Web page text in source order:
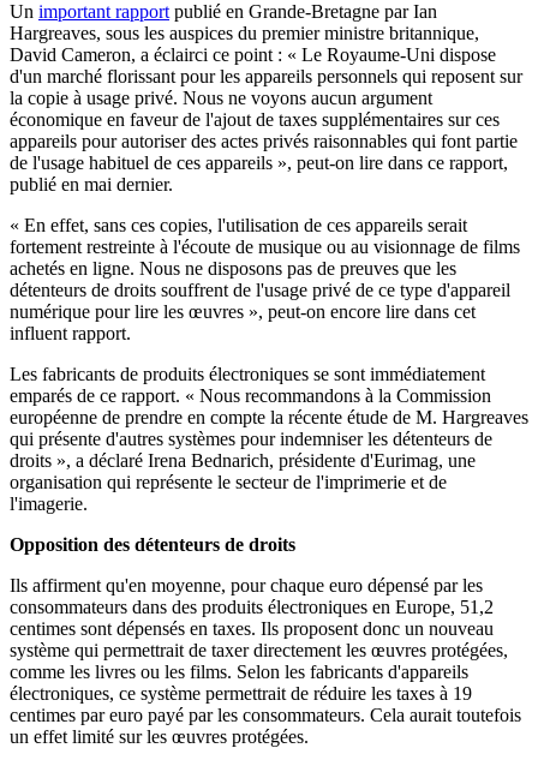
Un important rapport publié en Grande-Bretagne par Ian
Hargreaves, sous les auspices du premier ministre britannique,
David Cameron, a éclairci ce point : « Le Royaume-Uni dispose
d'un marché florissant pour les appareils personnels qui reposent sur
la copie à usage privé. Nous ne voyons aucun argument
économique en faveur de l'ajout de taxes supplémentaires sur ces
appareils pour autoriser des actes privés raisonnables qui font partie
de l'usage habituel de ces appareils », peut-on lire dans ce rapport,
publié en mai dernier.
« En effet, sans ces copies, l'utilisation de ces appareils serait
fortement restreinte à l'écoute de musique ou au visionnage de films
achetés en ligne. Nous ne disposons pas de preuves que les
détenteurs de droits souffrent de l'usage privé de ce type d'appareil
numérique pour lire les œuvres », peut-on encore lire dans cet
influent rapport.
Les fabricants de produits électroniques se sont immédiatement
emparés de ce rapport. « Nous recommandons à la Commission
européenne de prendre en compte la récente étude de M. Hargreaves
qui présente d'autres systèmes pour indemniser les détenteurs de
droits », a déclaré Irena Bednarich, présidente d'Eurimag, une
organisation qui représente le secteur de l'imprimerie et de
l'imagerie.
Opposition des détenteurs de droits
Ils affirment qu'en moyenne, pour chaque euro dépensé par les
consommateurs dans des produits électroniques en Europe, 51,2
centimes sont dépensés en taxes. Ils proposent donc un nouveau
système qui permettrait de taxer directement les œuvres protégées,
comme les livres ou les films. Selon les fabricants d'appareils
électroniques, ce système permettrait de réduire les taxes à 19
centimes par euro payé par les consommateurs. Cela aurait toutefois
un effet limité sur les œuvres protégées.